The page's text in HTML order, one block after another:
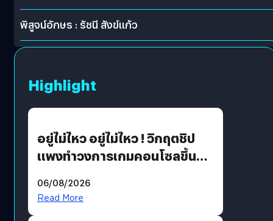
พิสูจน์อักษร : รัชนี สังข์แก้ว
Highlight
อยู่ไม่ไหว อยู่ไม่ไหว ! วิกฤตชิป
แพงทำวงการเกมคอนโซลขึ้น
?
06/08/2026
Read More